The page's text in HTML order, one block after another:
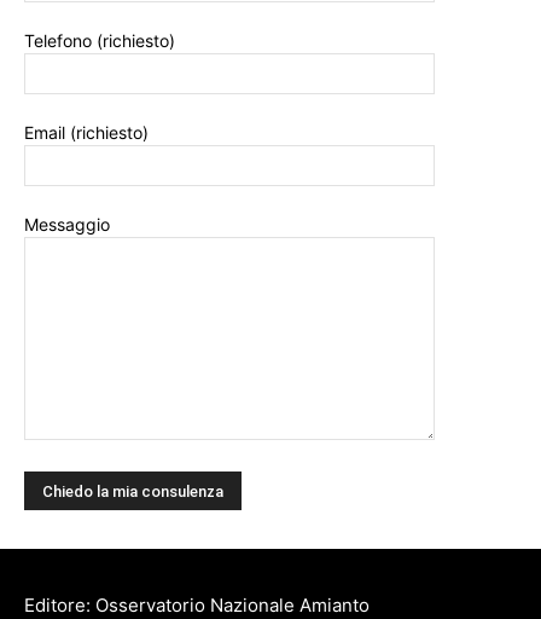
Telefono (richiesto)
Email (richiesto)
Messaggio
Editore: Osservatorio Nazionale Amianto